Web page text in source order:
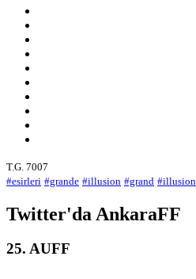
T.G. 7007
#esirleri #grande #illusion #grand #illusion
Twitter'da AnkaraFF
25. AUFF